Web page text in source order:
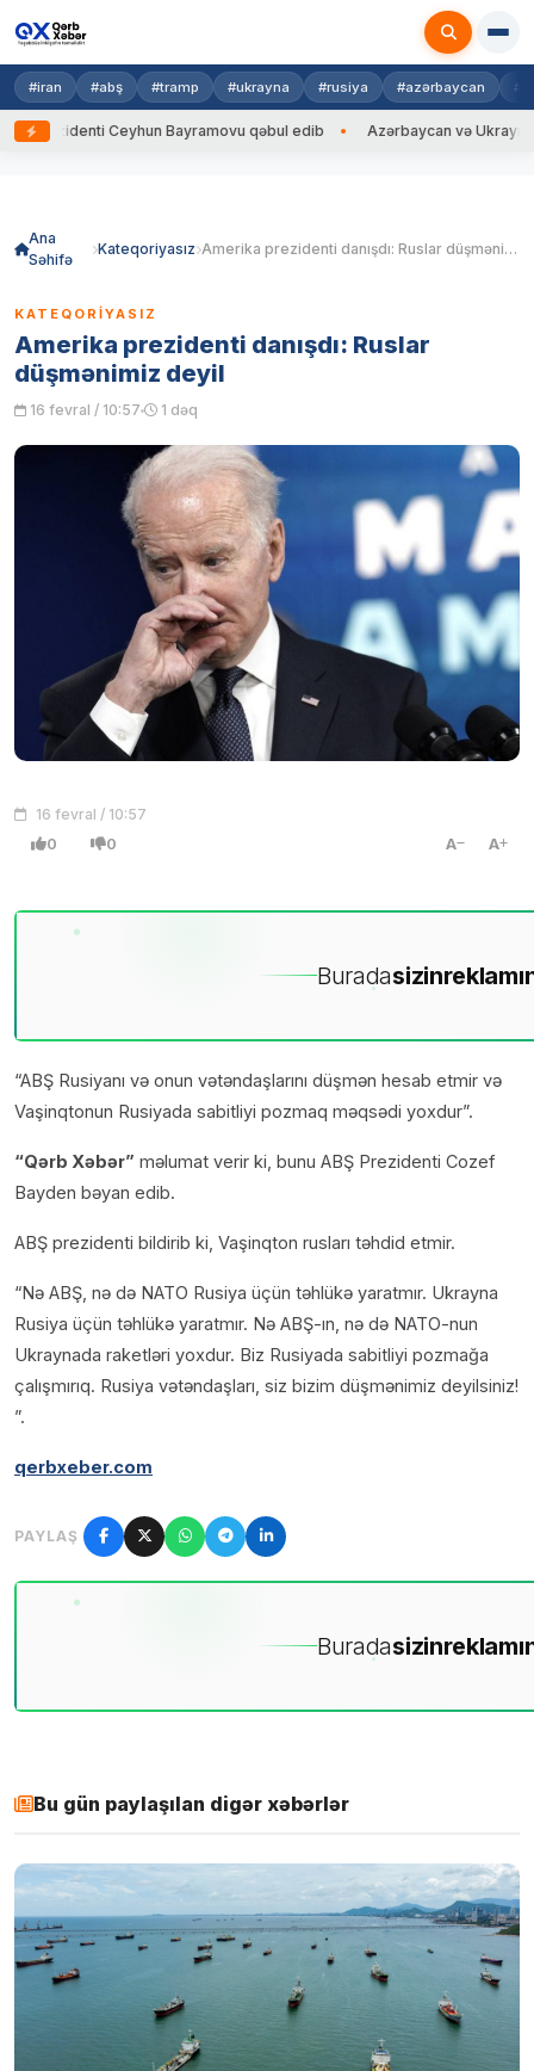
#iran #abş #tramp #ukrayna #rusiya #azərbaycan
Ceyhun Bayramovu qəbul edib Azərbaycan və Ukrayna XİN
Ana
Səhifə
Kateqoriyasız Amerika prezidenti danışdı: Ruslar düşmənimiz deyil
KATEQORIYASIZ
Amerika prezidenti danışdı: Ruslar
düşmənimiz deyil
16 fevral / 10:57 1 dəq
16 fevral / 10:57
0 0 A A
Buradasizin
“ABŞ Rusiyanı və onun vətəndaşlarını düşmən hesab etmir və
Vaşinqtonun Rusiyada sabitliyi pozmaq məqsədi yoxdur”.
“Qərb Xəbər” məlumat verir ki, bunu ABŞ Prezidenti Cozef
Bayden bəyan edib.
ABŞ prezidenti bildirib ki, Vaşinqton rusları təhdid etmir.
“Nə ABŞ, nə də NATO Rusiya üçün təhlükə yaratmır. Ukrayna
Rusiya üçün təhlükə yaratmır. Nə ABŞ-ın, nə də NATO-nun
Ukraynada raketləri yoxdur. Biz Rusiyada sabitliyi pozmağa
çalışmırıq. Rusiya vətəndaşları, siz bizim düşmənimiz deyilsiniz!
”.
qerbxeber.com
PAYLAŞ
Buradasizin
Bu gün paylaşılan digər xəbərlər